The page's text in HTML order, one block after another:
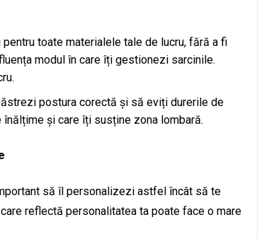
toate materialele tale de lucru, fără a fi
modul în care îți gestionezi sarcinile.
postura corectă și să eviți durerile de
și care îți susține zona lombară.
să îl personalizezi astfel încât să te
reflectă personalitatea ta poate face o mare